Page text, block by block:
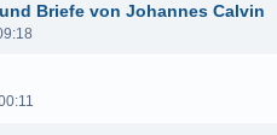
Briefe von Johannes Calvin